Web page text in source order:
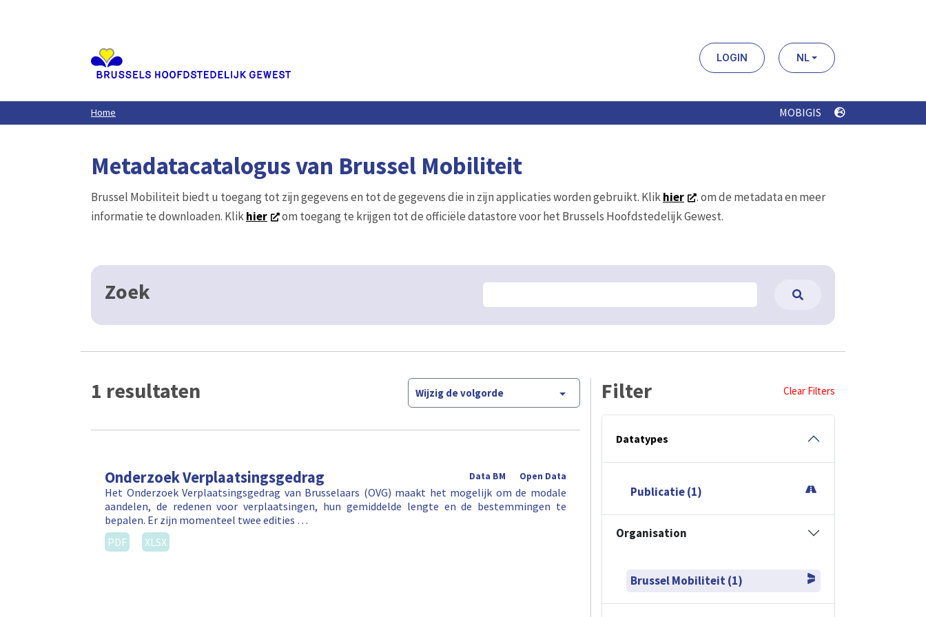
LOGIN NL
Home MOBIGIS
Metadatacatalogus van Brussel Mobiliteit
Brussel Mobiliteit biedt u toegang tot zijn gegevens en tot de gegevens die in zijn applicaties worden gebruikt. Klikhier
. om de metadata en meer
informatie te downloaden. Klikhier om toegang te krijgen tot de officiële datastore voor het Brussels Hoofdstedelijk Gewest.
Zoek
1 resultaten Wijzig de volgorde
Onderzoek Verplaatsingsgedrag Open Data
Data BM
Het Onderzoek Verplaatsingsgedrag van Brusselaars (OVG) maakt het mogelijk om de modale
aandelen, de redenen voor verplaatsingen, hun gemiddelde lengte en de bestemmingen te
bepalen. Er zijn momenteel twee edities …
PDF
XLSX
Filter Clear Filters
Datatypes
Publicatie (1)
Organisation
Brussel Mobiliteit (1)